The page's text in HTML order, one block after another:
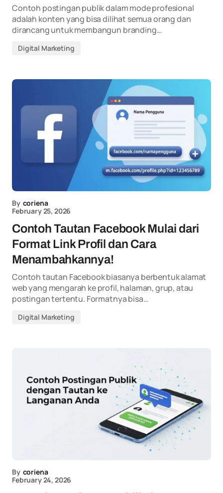
Contoh postingan publik dalam mode profesional
adalah konten yang bisa dilihat semua orang dan
dirancang untuk membangun branding…
Digital Marketing
By coriena
February 25, 2026
Contoh Tautan Facebook Mulai dari
Format Link Profil dan Cara
Menambahkannya!
Contoh tautan Facebook biasanya berbentuk alamat
web yang mengarah ke profil, halaman, grup, atau
postingan tertentu. Formatnya bisa…
Digital Marketing
By coriena
February 24, 2026